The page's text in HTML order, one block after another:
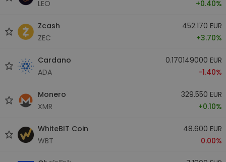
LEO
+0.40%
Zcash
ZEC
452.170 EUR
+3.70%
Cardano
ADA
0.170149000 EUR
-1.40%
Monero
XMR
329.550 EUR
+0.10%
WhiteBIT Coin
WBT
48.600 EUR
0.00%